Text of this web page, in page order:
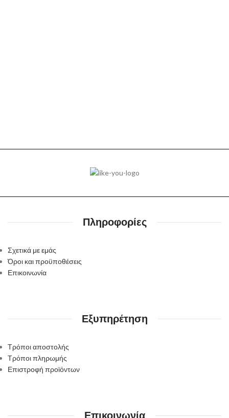
Πληροφορίες
Σχετικά με εμάς
Όροι και προϋποθέσεις
Επικοινωνία
Εξυπηρέτηση
Τρόποι αποστολής
Τρόποι πληρωμής
Επιστροφή προϊόντων